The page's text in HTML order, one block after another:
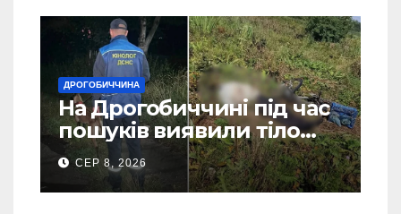
ДРОГОБИЧЧИНА
На Дрогобиччині під час
пошуків виявили тіло
зниклого чоловіка (Фото)
СЕР 8, 2026